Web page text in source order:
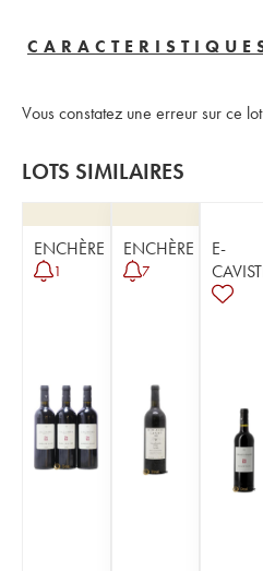
Vous constatez une erreur sur ce
LOTS SIMILAIRES
ENCHÈRE
1
ENCHÈRE
7
E-